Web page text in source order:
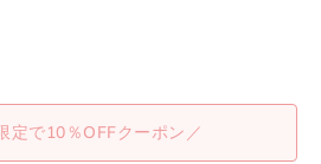
定で10％OFFクーポン／